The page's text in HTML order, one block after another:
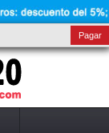
Pagar